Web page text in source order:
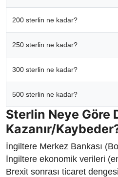
200 sterlin ne kadar?
250 sterlin ne kadar?
300 sterlin ne kadar?
500 sterlin ne kadar?
Sterlin Neye Göre
Kazanır/
İngiltere Merkez Bankası
İngiltere ekonomik verileri
Brexit sonrası ticaret